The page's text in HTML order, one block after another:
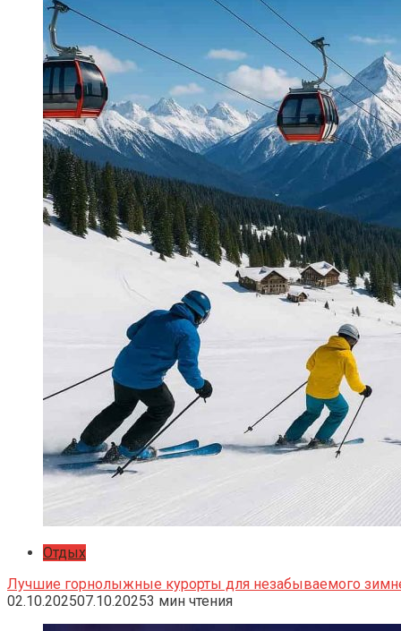
Отдых
Лучшие горнолыжные курорты для незабываемого
02.10.202507.10.20253 мин чтения